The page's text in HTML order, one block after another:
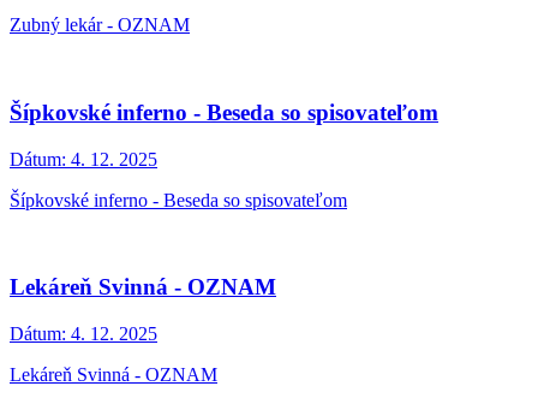
Zubný lekár - OZNAM
Šípkovské inferno - Beseda so spisovateľom
Dátum: 4. 12. 2025
Šípkovské inferno - Beseda so spisovateľom
Lekáreň Svinná - OZNAM
Dátum: 4. 12. 2025
Lekáreň Svinná - OZNAM